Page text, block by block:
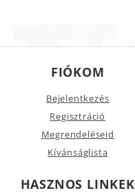
FIÓKOM
Bejelentkezés
Regisztráció
Megrendeléseid
Kívánságlista
HASZNOS LINKEK